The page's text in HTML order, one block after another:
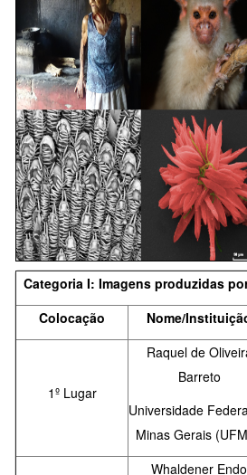
Categoria I: Imagens produzidas
Colocação
Nome/
1º Lugar
Raquel de
Barreto
Universidade
Minas Gerais
Whaldener Endo